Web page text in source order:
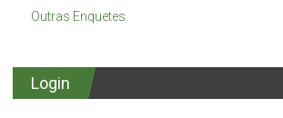
Outras Enquetes.
Login